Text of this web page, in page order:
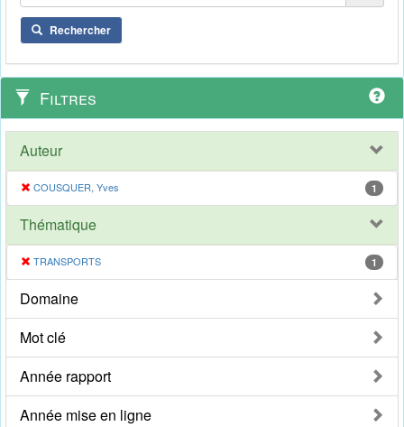
Rechercher
Filtres
Auteur
COUSQUER, Yves 1
Thématique
TRANSPORTS 1
Domaine
Mot clé
Année rapport
Année mise en ligne